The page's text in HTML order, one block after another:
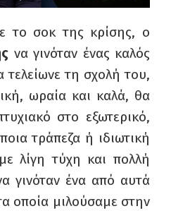
το σοκ της κρίσης, ο
να γινόταν ένας καλός
τελείωνε τη σχολή του,
ωραία και καλά, θα
στο εξωτερικό,
τράπεζα ή ιδιωτική
λίγη τύχη και πολλή
γινόταν ένα από αυτά
οποία μιλούσαμε στην